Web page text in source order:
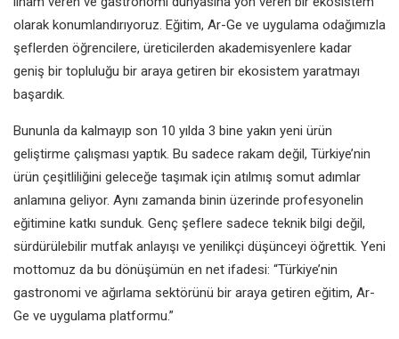
olarak konumlandırıyoruz. Eğitim, Ar-Ge ve uygulama odağımızla
şeflerden öğrencilere, üreticilerden akademisyenlere kadar
geniş bir topluluğu bir araya getiren bir ekosistem yaratmayı
başardık.
Bununla da kalmayıp son 10 yılda 3 bine yakın yeni ürün
geliştirme çalışması yaptık. Bu sadece rakam değil, Türkiye’nin
ürün çeşitliliğini geleceğe taşımak için atılmış somut adımlar
anlamına geliyor. Aynı zamanda binin üzerinde profesyonelin
eğitimine katkı sunduk. Genç şeflere sadece teknik bilgi değil,
sürdürülebilir mutfak anlayışı ve yenilikçi düşünceyi öğrettik. Yeni
mottomuz da bu dönüşümün en net ifadesi: “Türkiye’nin
gastronomi ve ağırlama sektörünü bir araya getiren eğitim, Ar-
Ge ve uygulama platformu.”